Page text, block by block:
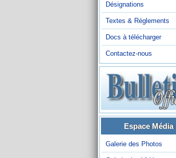
Désignations
Textes & Réglements
Docs à télécharger
Contactez-nous
Espace Média
Galerie des Photos